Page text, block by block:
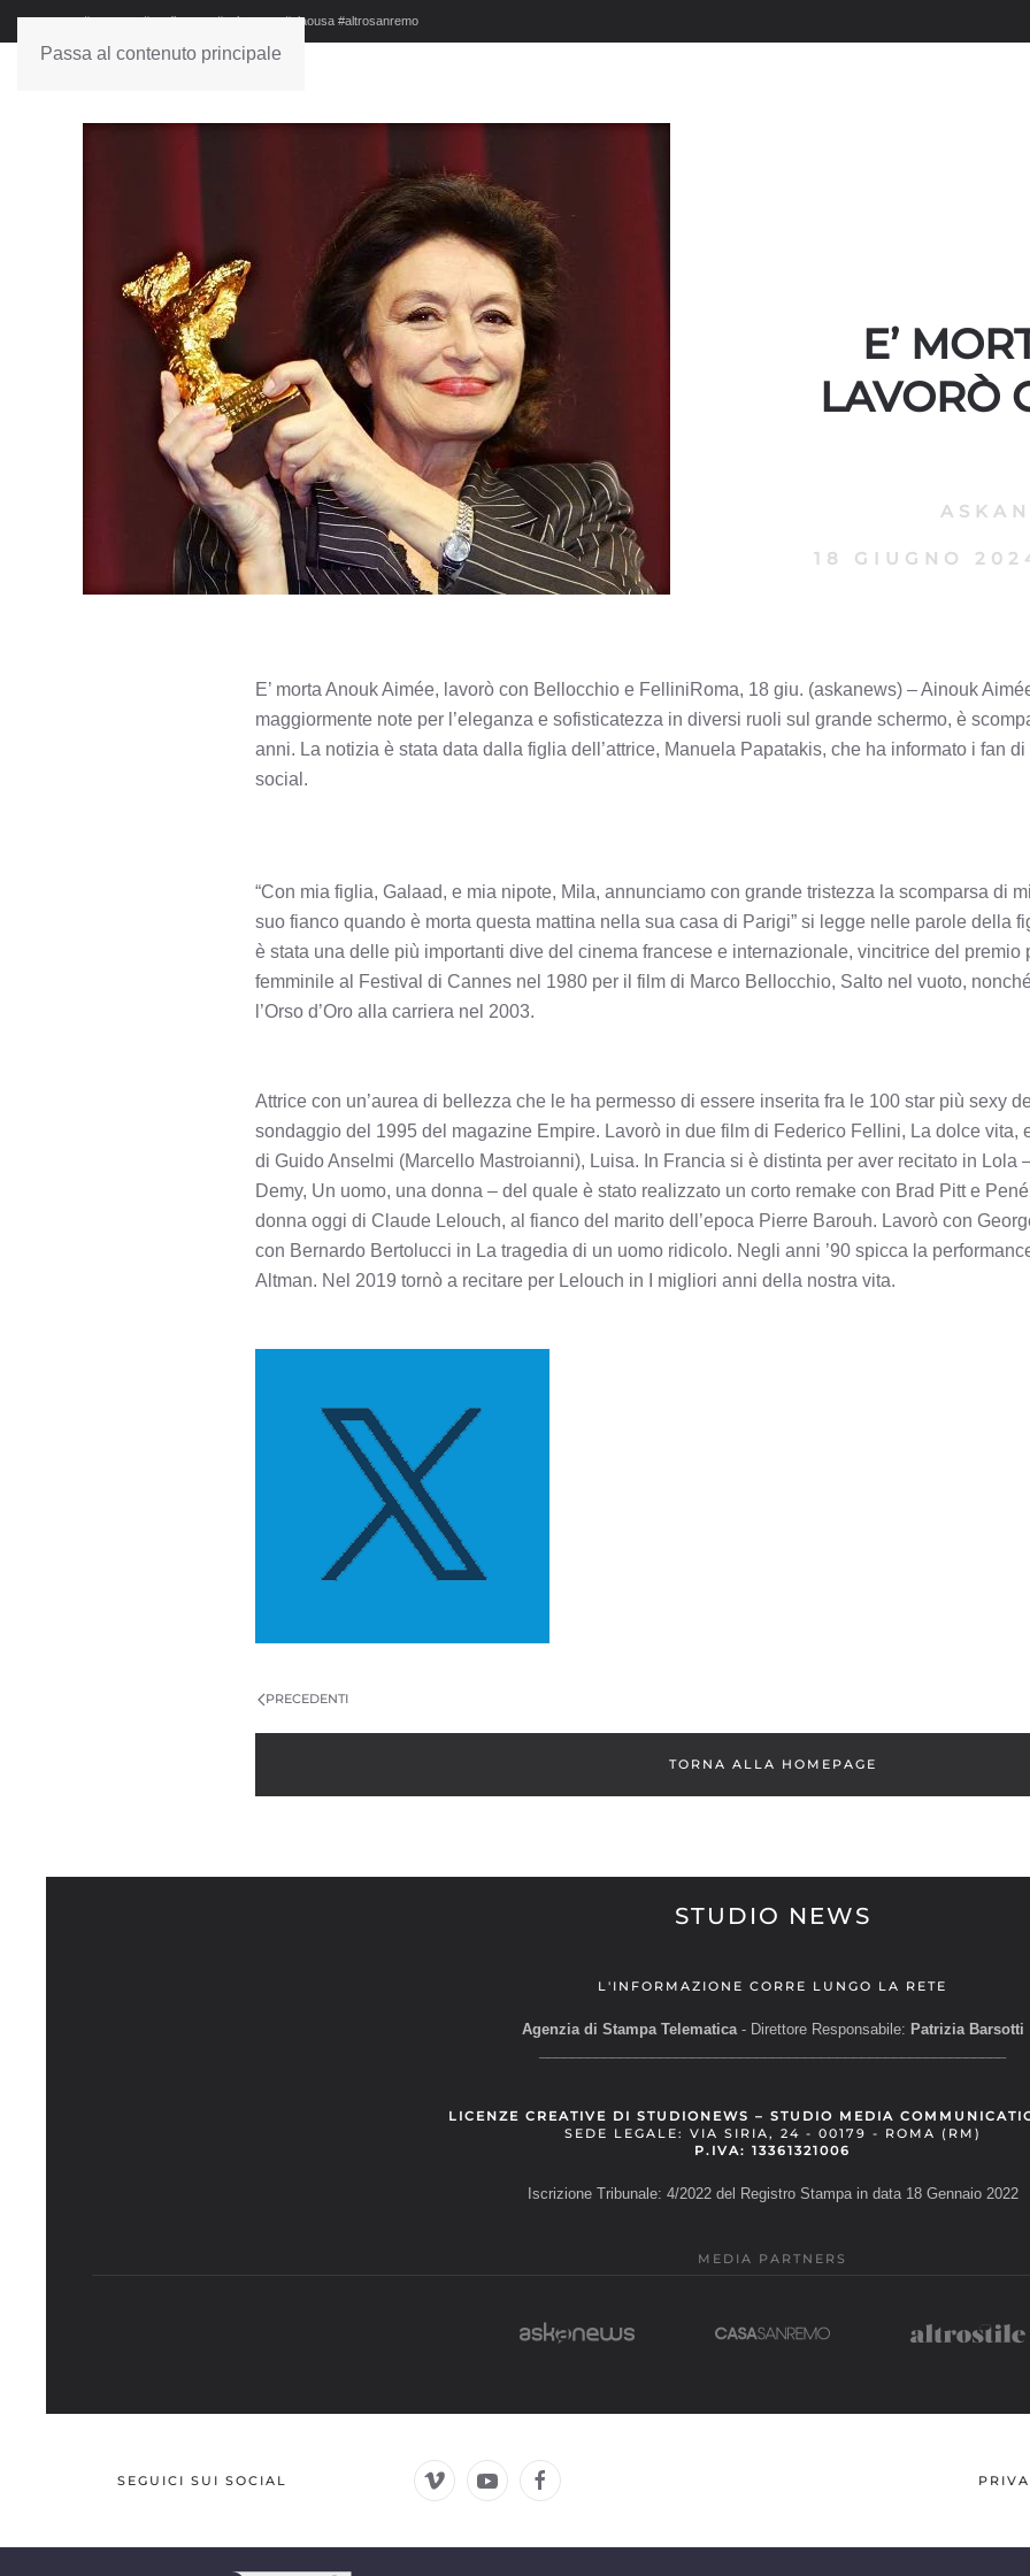
Passa al contenuto principale
#sanremo #studionews #askanews #ciaousa #altrosanremo
E’
LAVORÒ
18 GIUGNO
E’ morta Anouk Aimée, lavorò con Bellocchio e FelliniRoma, 18 giu. (askanews) – Ainouk
maggiormente note per l’eleganza e sofisticatezza in diversi ruoli sul grande schermo, è
anni. La notizia è stata data dalla figlia dell’attrice, Manuela Papatakis, che ha informato i fan
social.
“Con mia figlia, Galaad, e mia nipote, Mila, annunciamo con grande tristezza la scomparsa di
suo fianco quando è morta questa mattina nella sua casa di Parigi” si legge nelle parole della
è stata una delle più importanti dive del cinema francese e internazionale, vincitrice del premio
femminile al Festival di Cannes nel 1980 per il film di Marco Bellocchio, Salto nel vuoto,
l’Orso d’Oro alla carriera nel 2003.
Attrice con un’aurea di bellezza che le ha permesso di essere inserita fra le 100 star più sexy
sondaggio del 1995 del magazine Empire. Lavorò in due film di Federico Fellini, La dolce vita,
di Guido Anselmi (Marcello Mastroianni), Luisa. In Francia si è distinta per aver recitato in Lola
Demy, Un uomo, una donna – del quale è stato realizzato un corto remake con Brad Pitt e
donna oggi di Claude Lelouch, al fianco del marito dell’epoca Pierre Barouh. Lavorò con
con Bernardo Bertolucci in La tragedia di un uomo ridicolo. Negli anni ’90 spicca la
Altman. Nel 2019 tornò a recitare per Lelouch in I migliori anni della nostra vita.
PRECEDENTI
TORNA ALLA HOMEPAGE
STUDIO NEWS
L'INFORMAZIONE CORRE LUNGO LA RETE
Agenzia di Stampa Telematica- Direttore Responsabile: Patrizia Barsotti
LICENZE CREATIVE DI STUDIONEWS – STUDIO MEDIA
SEDE LEGALE: VIA SIRIA, 24 - 00179 - ROMA (RM)
P.IVA: 13361321006
Iscrizione Tribunale: 4/2022 del Registro Stampa in data 18 Gennaio 2022
MEDIA PARTNERS
SEGUICI SUI SOCIAL